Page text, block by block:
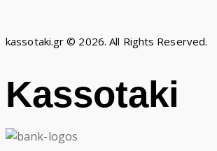
kassotaki.gr © 2026. All Rights Reserved.
Kassotaki